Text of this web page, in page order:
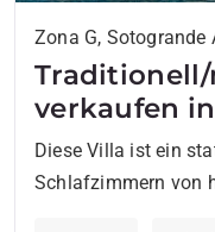
Zona G, Sotogrande
Traditionell/
verkaufen
Diese Villa ist ein
Schlafzimmern von